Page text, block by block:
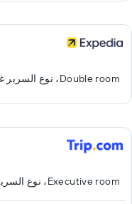
Double room، نوع السرير غير معروف
Executive room، نوع السرير غير معروف